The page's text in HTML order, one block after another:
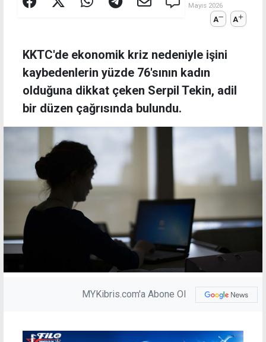
Mayıs 2026
A A
KKTC'de ekonomik kriz nedeniyle işini
kaybedenlerin yüzde 76'sının kadın
olduğuna dikkat çeken Serpil Tekin, adil
bir düzen çağrısında bulundu.
MYKibris.com'a Abone Ol